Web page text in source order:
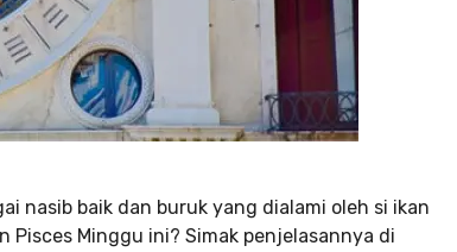
nasib baik dan buruk yang dialami oleh si ikan
Pisces Minggu ini? Simak penjelasannya di